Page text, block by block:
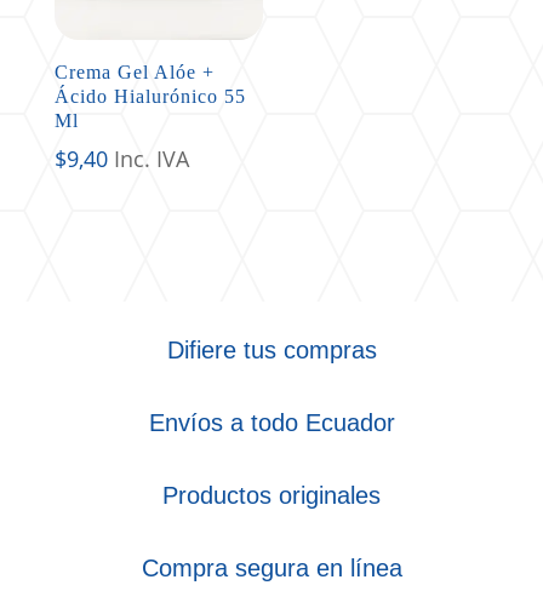
Crema Gel Alóe +
Ácido Hialurónico 55
Ml
$9,40 Inc. IVA
Difiere tus compras
Envíos a todo Ecuador
Productos originales
Compra segura en línea